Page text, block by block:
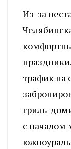
Из-за
трафик на
гриль-
с началом